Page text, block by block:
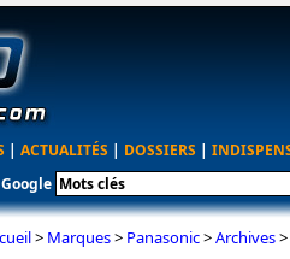
| ACTUALITÉS | DOSSIERS |
Google
> Marques> Panasonic>Archives>